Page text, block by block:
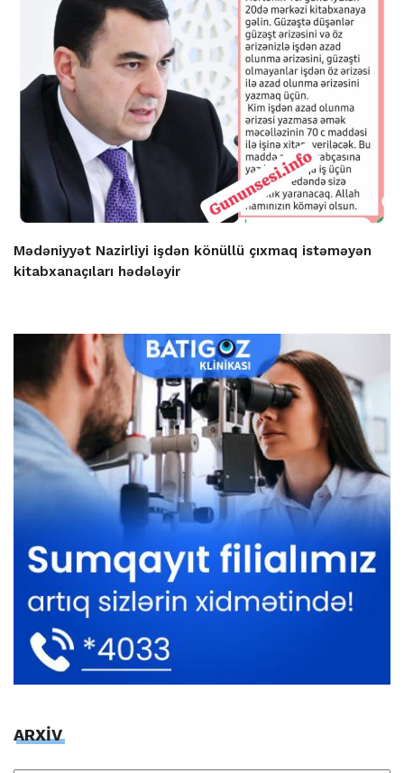
Mədəniyyət Nazirliyi işdən könüllü çıxmaq istəməyən
kitabxanaçıları hədələyir
ARXİV